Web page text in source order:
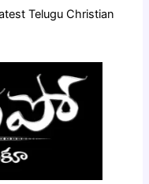
Telugu Christian